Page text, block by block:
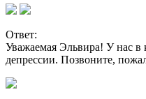
Ответ:
Уважаемая Эльвира! У нас в
депрессии. Позвоните,